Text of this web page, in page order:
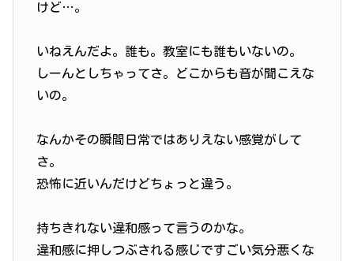
けど…。
いねえんだよ。誰も。教室にも誰もいないの。
しーんとしちゃってさ。どこからも音が聞こえな
いの。
なんかその瞬間日常ではありえない感覚がして
さ。
恐怖に近いんだけどちょっと違う。
持ちきれない違和感って言うのかな。
違和感に押しつぶされる感じですごい気分悪くな